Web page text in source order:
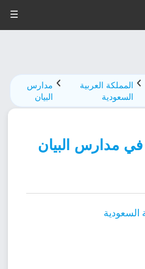
☰
المملكة العربية
السعودية
مدارس
البیان
مدارس البیان
السعودية